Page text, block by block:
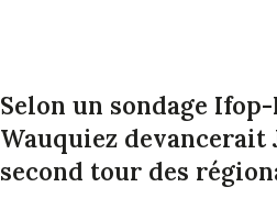
Selon un sondage
Wauquiez devancerait
second tour des